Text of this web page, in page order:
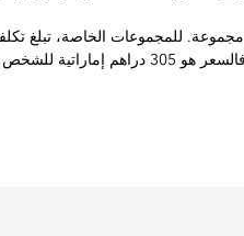
للمجموعات الخاصة، تبلغ